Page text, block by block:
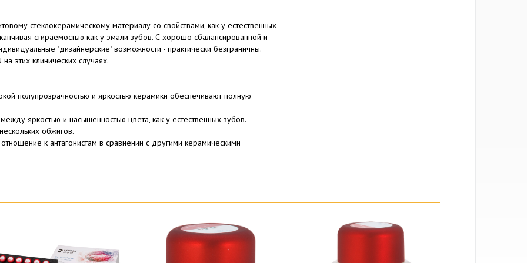
стеклокерамическому материалу со свойствами, как у естественных
стираемостью как у эмали зубов. С хорошо сбалансированной и
"дизайнерские" возможности - практически безграничны.
этих клинических случаях.
полупрозрачностью и яркостью керамики обеспечивают полную
яркостью и насыщенностью цвета, как у естественных зубов.
обжигов.
к антагонистам в сравнении с другими керамическими